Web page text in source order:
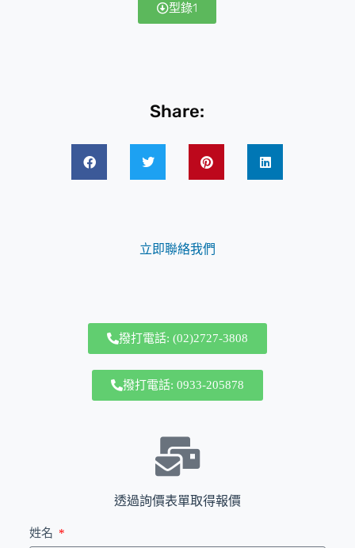
型錄1
Share:
立即聯絡我們
撥打電話: (02)2727-3808
撥打電話: 0933-205878
透過詢價表單取得報價
姓名